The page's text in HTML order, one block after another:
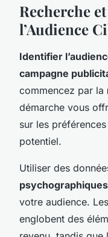
Recherche
l’Audience
Identifier
campagne
commencez par la
démarche vous
sur les
potentiel.
Utiliser des
psychographiques
votre audience.
englobent des